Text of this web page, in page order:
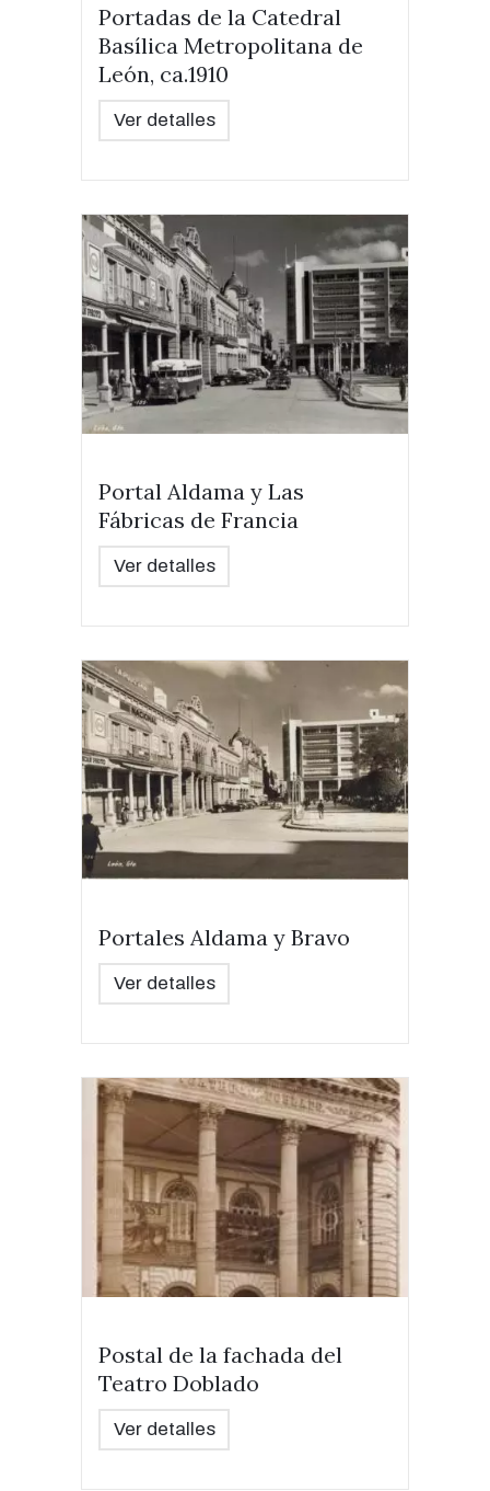
Portadas de la Catedral
Basílica Metropolitana de
León, ca.1910
Ver detalles
Portal Aldama y Las
Fábricas de Francia
Ver detalles
Portales Aldama y Bravo
Ver detalles
Postal de la fachada del
Teatro Doblado
Ver detalles